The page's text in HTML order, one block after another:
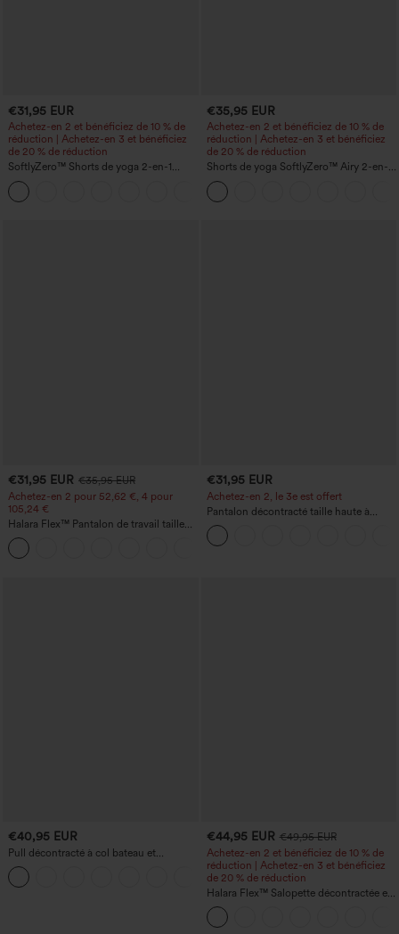
€31,95 EUR
Achetez-en 2 et bénéficiez de 10 % de
réduction | Achetez-en 3 et bénéficiez
de 20 % de réduction
SoftlyZero™ Shorts de yoga 2-en-1
InstantCool, super taille haute, aérés, 5''
avec poches — longueur allongée
€35,95 EUR
Achetez-en 2 et bénéficiez de 10 % de
réduction | Achetez-en 3 et bénéficiez
de 20 % de réduction
Shorts de yoga SoftlyZero™ Airy 2-en-1
InstantCool, super taille haute, 7" avec
poches
€31,95 EUR €35,95 EUR
Achetez-en 2 pour 52,62 €, 4 pour
105,24 €
Halara Flex™ Pantalon de travail taille
haute sculptant la silhouette, gainant la
taille, avec poches, jambe large en
micro-gaufre
€31,95 EUR
Achetez-en 2, le 3e est offert
Pantalon décontracté taille haute à
cordon, coupe large en mélange de lin,
avec poches
€40,95 EUR
Pull décontracté à col bateau et
manches chauve-souris
+1
€44,95 EUR €49,95 EUR
Achetez-en 2 et bénéficiez de 10 % de
réduction | Achetez-en 3 et bénéficiez
de 20 % de réduction
Halara Flex™ Salopette décontractée en
denim lavé à encolure en V avec poche